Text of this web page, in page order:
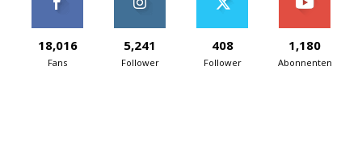
18,016
Fans
5,241
Follower
408
Follower
1,180
Abonnenten